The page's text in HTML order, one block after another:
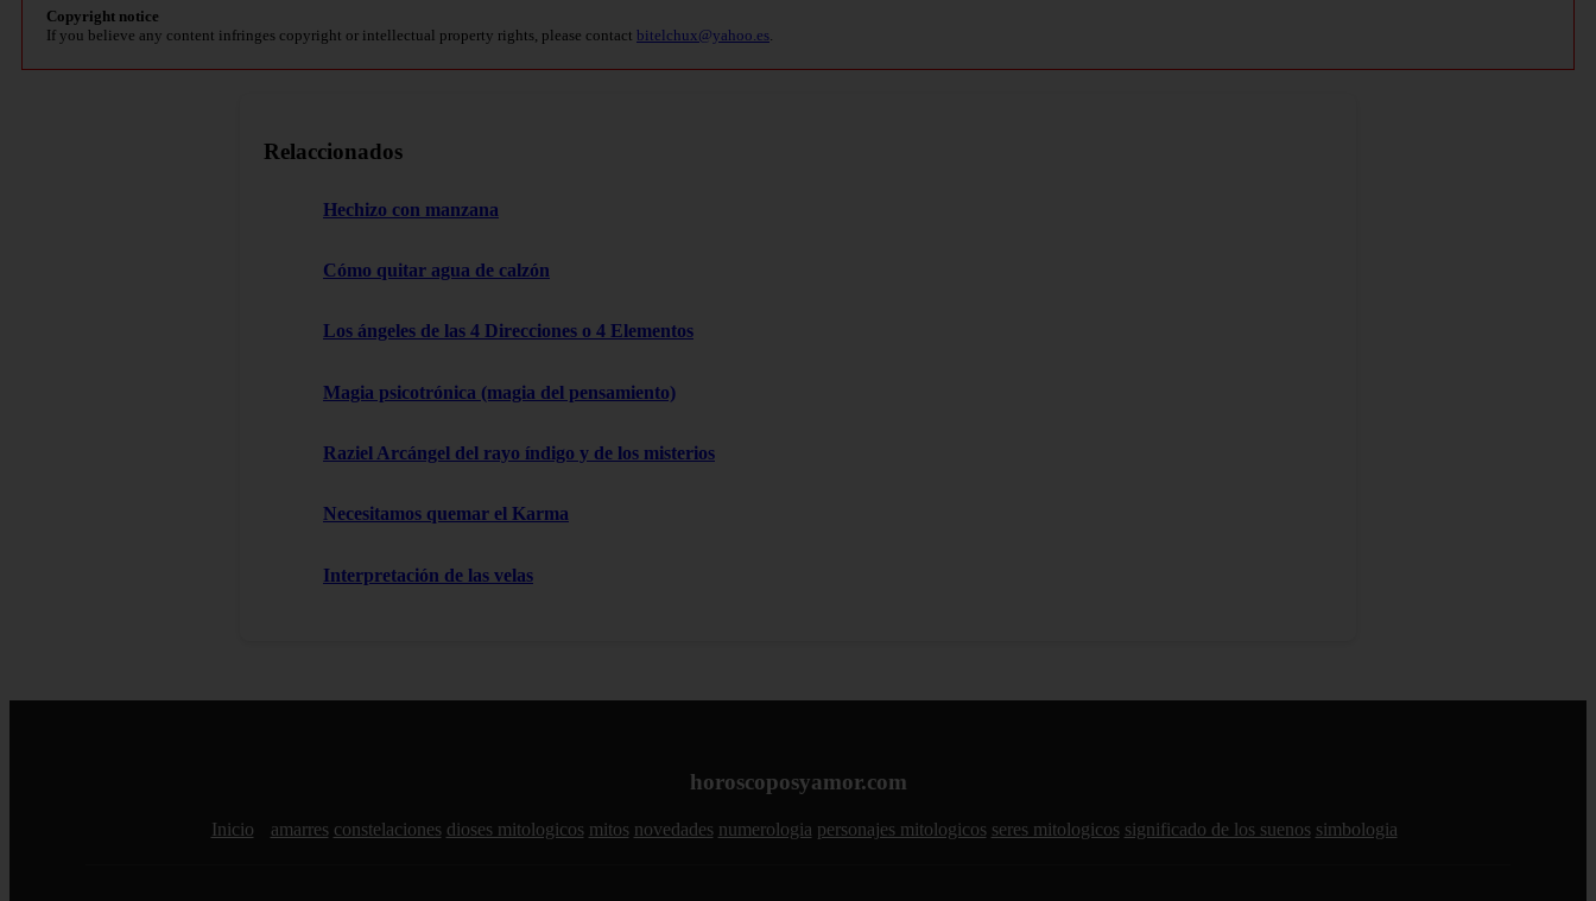
Copyright notice
If you believe any content infringes copyright or intellectual property rights, please contact bitelchux@yahoo.es
Relaccionados
Hechizo con manzana
Cómo quitar agua de calzón
Los ángeles de las 4 Direcciones o 4 Elementos
Magia psicotrónica (magia del pensamiento)
Raziel Arcángel del rayo índigo y de los misterios
Necesitamos quemar el Karma
Interpretación de las velas
horoscoposyamor.com
Inicio amarres constelaciones dioses mitologicos mitos novedades numerologia personajes mitologicos seres mitologicos significado de los suenos simbologia